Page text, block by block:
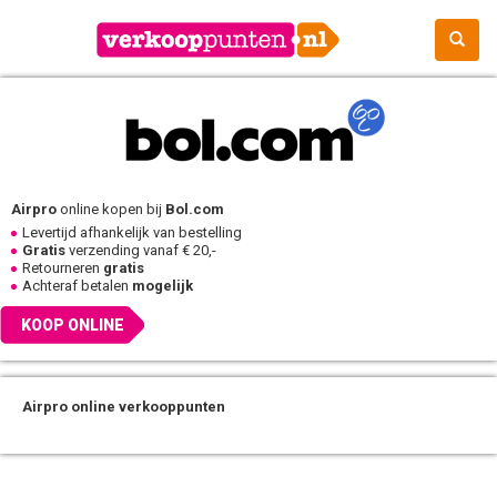
Airpro online kopen bij Bol.com
Levertijd afhankelijk van bestelling
Gratis verzending vanaf € 20,-
Retourneren gratis
Achteraf betalen mogelijk
KOOP ONLINE
Airpro online verkooppunten